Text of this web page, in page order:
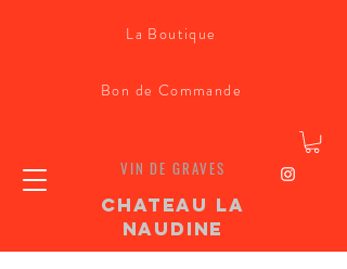
VIN DE GRAVES
CHATEAU LA
NAUDINE
La Boutique
Bon de Commande